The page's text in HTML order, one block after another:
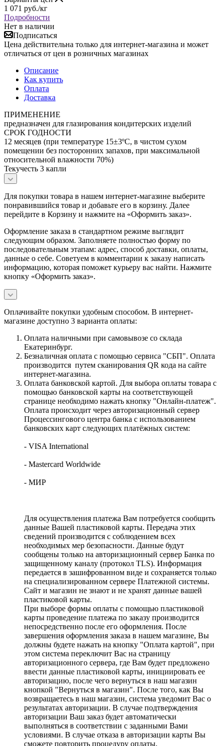
1 071 руб./кг
Подробности
Нет в наличии
Подписаться
Цена действительна только для интернет-магазина и может
отличаться от цен в розничных магазинах
Описание
Как купить
Оплата
Доставка
ПРИМЕНЕНИЕ
предназначен для глазирования кондитерских изделий
СРОК ГОДНОСТИ
12 месяцев (при температуре 15±3ºС, в чистом сухом
помещении без посторонних запахов, при максимальной
относительной влажности 70%)
Текучесть 3 капли
Для покупки товара в нашем интернет-магазине выберите
понравившийся товар и добавьте его в корзину. Далее
перейдите в Корзину и нажмите на «Оформить заказ».
Оформление заказа в стандартном режиме выглядит
следующим образом. Заполняете полностью форму по
последовательным этапам: адрес, способ доставки, оплаты,
данные о себе. Советуем в комментарии к заказу написать
информацию, которая поможет курьеру вас найти. Нажмите
кнопку «Оформить заказ».
Оплачивайте покупки удобным способом. В интернет-
магазине доступно 3 варианта оплаты:
Оплата наличными при самовывозе со склада
Екатеринбург.
Безналичная оплата с помощью сервиса "СБП". Оплата
производится путем сканирования QR кода на сайте
интернет-магазина.
Оплата банковской картой. Для выбора оплаты товара с
помощью банковской карты на соответствующей
странице необходимо нажать кнопку "Онлайн-платеж".
Оплата происходит через авторизационный сервер
Процессингового центра банка с использованием
банковских карт следующих платёжных систем:
- VISA International
- Mastercard Worldwide
- МИР
Для осуществления платежа Вам потребуется сообщить
данные Вашей пластиковой карты. Передача этих
сведений производится с соблюдением всех
необходимых мер безопасности. Данные будут
сообщены только на авторизационный сервер Банка по
защищенному каналу (протокол TLS). Информация
передается в зашифрованном виде и сохраняется только
на специализированном сервере Платежной системы.
Сайт и магазин не знают и не хранят данные вашей
пластиковой карты.
При выборе формы оплаты с помощью пластиковой
карты проведение платежа по заказу производится
непосредственно после его оформления. После
завершения оформления заказа в нашем магазине, Вы
должны будете нажать на кнопку "Оплата картой", при
этом система переключит Вас на страницу
авторизационного сервера, где Вам будет предложено
ввести данные пластиковой карты, инициировать ее
авторизацию, после чего вернуться в наш магазин
кнопкой "Вернуться в магазин". После того, как Вы
возвращаетесь в наш магазин, система уведомит Вас о
результатах авторизации. В случае подтверждения
авторизации Ваш заказ будет автоматически
выполняться в соответствии с заданными Вами
условиями. В случае отказа в авторизации карты Вы
сможете повторить процедуру оплаты.